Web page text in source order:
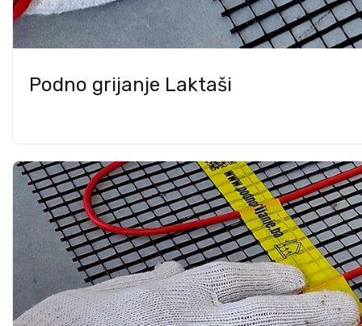
Podno grijanje Laktaši